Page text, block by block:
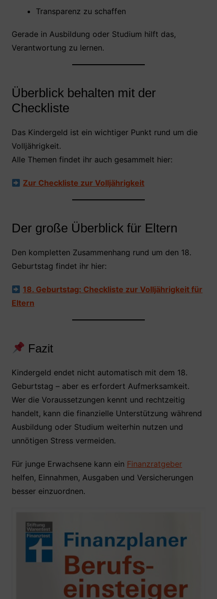
Transparenz zu schaffen
Gerade in Ausbildung oder Studium hilft das,
Verantwortung zu lernen.
Überblick behalten mit der
Checkliste
Das Kindergeld ist ein wichtiger Punkt rund um die
Volljährigkeit.
Alle Themen findet ihr auch gesammelt hier:
Zur Checkliste zur Volljährigkeit
Der große Überblick für Eltern
Den kompletten Zusammenhang rund um den 18.
Geburtstag findet ihr hier:
18. Geburtstag: Checkliste zur Volljährigkeit für
Eltern
Fazit
Kindergeld endet nicht automatisch mit dem 18.
Geburtstag – aber es erfordert Aufmerksamkeit.
Wer die Voraussetzungen kennt und rechtzeitig
handelt, kann die finanzielle Unterstützung während
Ausbildung oder Studium weiterhin nutzen und
unnötigen Stress vermeiden.
Für junge Erwachsene kann ein Finanzratgeber
helfen, Einnahmen, Ausgaben und Versicherungen
besser einzuordnen.